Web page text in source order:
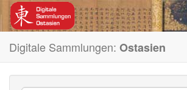
Digitale Sammlungen: Ostasien